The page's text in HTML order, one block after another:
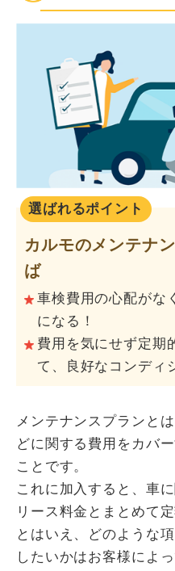
選ばれるポイント
カルモのメンテナ
ば
車検費用の心配がな
になる！
費用を気にせず定期
て、良好なコンディ
メンテナンスプランと
どに関する費用をカバ
ことです。
これに加入すると、車
リース料金とまとめて
とはいえ、どのような
したいかはお客様によ